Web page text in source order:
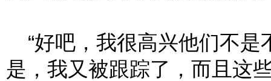
“好吧，我很高兴他们不是
是，我又被跟踪了，而且这